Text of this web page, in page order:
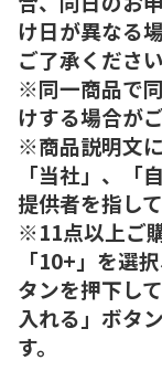
け日が異なる
ご了承ください
※同一商品で
けする場合が
※商品説明文
「当社」、「
提供者を指して
※11点以上ご
「10+」を選
タンを押下し
入れる」ボタ
す。